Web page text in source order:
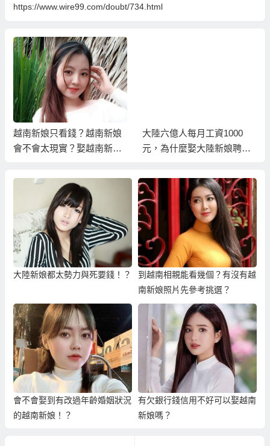
https://www.wire99.com/doubt/734.html
越南新娘只看錢？越南新娘
會不會太現實？娶越南新娘
大陸六億人每月工資1000
元，為什麼娶大陸新娘聘金
大陸新娘都太勢力與死要錢！？
到越南相親能看幾個？有沒有越
南新娘照片先參考挑選？
會不會娶到有改過年齡婚姻狀況
的越南新娘！？
有欠銀行錢信用不好可以娶越南
新娘嗎？